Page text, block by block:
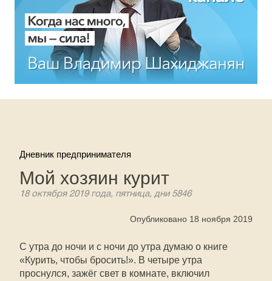
Дневник предпринимателя
Мой хозяин курит
18 октября 2019 года, пятница, дни 5846
Опубликовано 18 ноября 2019
С утра до ночи и с ночи до утра думаю о книге
«Курить, чтобы бросить!». В четыре утра
проснулся, зажёг свет в комнате, включил